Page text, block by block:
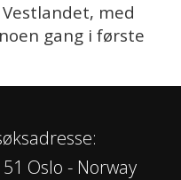
med
gang i første
Oslo - Norway